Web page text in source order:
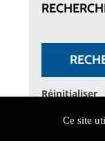
Réinitialiser
Ce site